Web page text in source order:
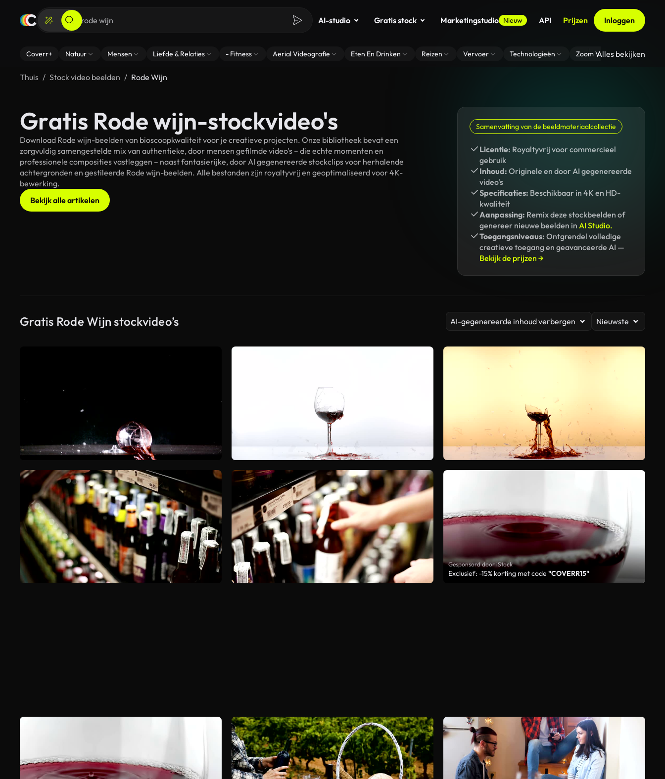
AI-studio Gratis stock Marketingstudio Nieuw API Prijzen Inloggen
Coverr+ Natuur Mensen Liefde & Relaties - Fitness Aerial Videografie Eten En Drinken Reizen Vervoer Technologieën Zoom Virtuele
Alles bekijken
Thuis Stock video beelden Rode Wijn
Gratis Rode wijn-stockvideo's
Download Rode wijn-beelden van bioscoopkwaliteit voor je creatieve projecten. Onze bibliotheek bevat een
zorgvuldig samengestelde mix van authentieke, door mensen gefilmde video's – die echte momenten en
professionele composities vastleggen – naast fantasierijke, door AI gegenereerde stockclips voor herhalende
achtergronden en gestileerde Rode wijn-beelden. Alle bestanden zijn royaltyvrij en geoptimaliseerd voor 4K-
bewerking.
Bekijk alle artikelen
Samenvatting van de beeldmateriaalcollectie
Licentie: Royaltyvrij voor commercieel
gebruik
Inhoud: Originele en door AI gegenereerde
video's
Specificaties: Beschikbaar in 4K en HD-
kwaliteit
Aanpassing: Remix deze stockbeelden of
genereer nieuwe beelden in AI Studio.
Toegangsniveaus: Ontgrendel volledige
creatieve toegang en geavanceerde AI —
Bekijk de prijzen →
Gratis Rode Wijn stockvideo’s AI-gegenereerde inhoud verbergen Nieuwste
Gesponsord door iStock
Exclusief: -15% korting met code "COVERR15"